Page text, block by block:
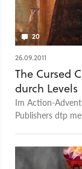
20
26.09.2011
The Cursed
durch Levels
Im Action-
Publishers dtp